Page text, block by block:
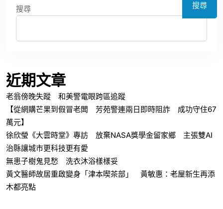
搜尋 搜尋
近期文章
老翁傍晚失蹤 和美警電眼跨區追蹤
【從網購芒果到假冒老闆 芳苑警連兩日即時阻詐 成功守住67
萬元】
徐欣瑩《大雲時堂》專訪 放棄NASA獎學金留家鄉 主張雙AI
治縣讓城市更科技更有愛
無患子樹鬼見愁 洗衣沐浴樣樣妥
黃文醫師故居重啟變身「津本喫茶部」 黃敏惠：老屋新生再添
木都亮點